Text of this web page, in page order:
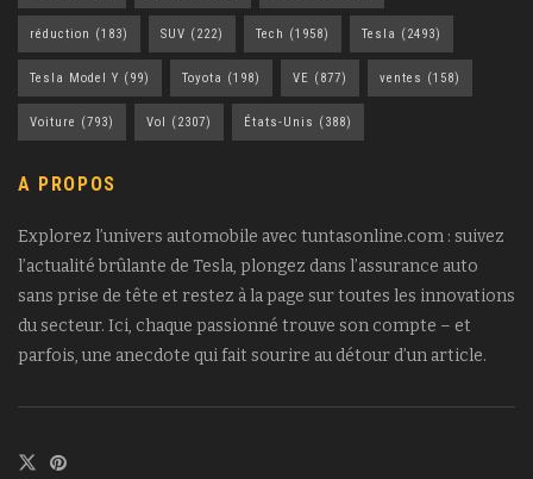
réduction (183) SUV (222) Tech (1958) Tesla (2493)
Tesla Model Y (99) Toyota (198) VE (877) ventes (158)
Voiture (793) Vol (2307) États-Unis (388)
A PROPOS
Explorez l’univers automobile avec tuntasonline.com : suivez
l’actualité brûlante de Tesla, plongez dans l’assurance auto
sans prise de tête et restez à la page sur toutes les innovations
du secteur. Ici, chaque passionné trouve son compte – et
parfois, une anecdote qui fait sourire au détour d’un article.